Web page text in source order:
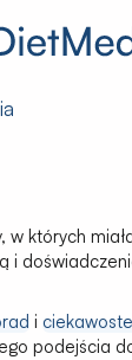
w których
i
i
podejścia